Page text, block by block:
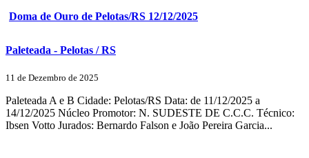
Doma de Ouro de Pelotas/RS 12/12/2025
Paleteada - Pelotas / RS
11 de Dezembro de 2025
Paleteada A e B Cidade: Pelotas/RS Data: de 11/12/2025 a
14/12/2025 Núcleo Promotor: N. SUDESTE DE C.C.C. Técnico:
Ibsen Votto Jurados: Bernardo Falson e João Pereira Garcia...